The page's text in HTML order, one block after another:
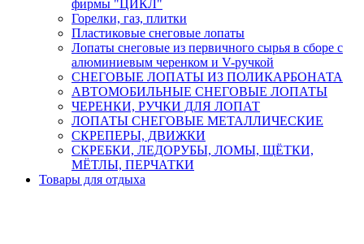
фирмы "ЦИКЛ"
Горелки, газ, плитки
Пластиковые снеговые лопаты
Лопаты снеговые из первичного сырья в сборе с
алюминиевым черенком и V-ручкой
СНЕГОВЫЕ ЛОПАТЫ ИЗ ПОЛИКАРБОНАТА
АВТОМОБИЛЬНЫЕ СНЕГОВЫЕ ЛОПАТЫ
ЧЕРЕНКИ, РУЧКИ ДЛЯ ЛОПАТ
ЛОПАТЫ СНЕГОВЫЕ МЕТАЛЛИЧЕСКИЕ
СКРЕПЕРЫ, ДВИЖКИ
СКРЕБКИ, ЛЕДОРУБЫ, ЛОМЫ, ЩЁТКИ,
МЁТЛЫ, ПЕРЧАТКИ
Товары для отдыха